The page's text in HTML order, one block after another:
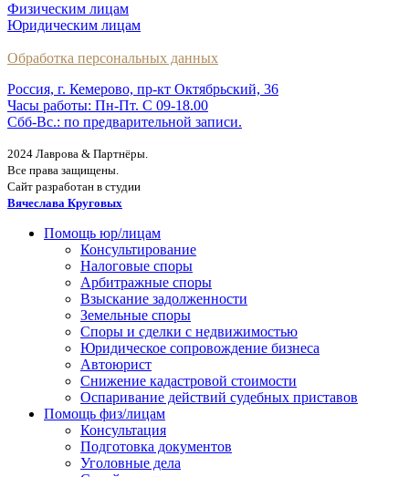
Физическим лицам
Юридическим лицам
Обработка персональных данных
Россия, г. Кемерово, пр-кт Октябрьский, 36
Часы работы: Пн-Пт. С 09-18.00
Сбб-Вс.: по предварительной записи.
2024 Лаврова & Партнёры.
Все права защищены.
Сайт разработан в студии
Вячеслава Круговых
Помощь юр/лицам
Консультирование
Налоговые споры
Арбитражные споры
Взыскание задолженности
Земельные споры
Споры и сделки с недвижимостью
Юридическое сопровождение бизнеса
Автоюрист
Снижение кадастровой стоимости
Оспаривание действий судебных приставов
Помощь физ/лицам
Консультация
Подготовка документов
Уголовные дела